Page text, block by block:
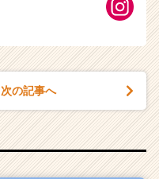
次の記事へ